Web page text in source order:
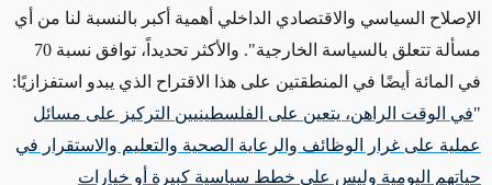
الإصلاح السياسي والاقتصادي الداخلي أهمية أكبر بالنسبة لنا من أي
مسألة تتعلق بالسياسة الخارجية". والأكثر تحديداً، توافق نسبة 70
في المائة أيضًا في المنطقتين على هذا الاقتراح الذي يبدو استفزازيًا:
"في الوقت الراهن، يتعين على الفلسطينيين التركيز على مسائل
عملية على غرار الوظائف والرعاية الصحية والتعليم والاستقرار في
حياتهم اليومية وليس على خطط سياسية كبيرة أو خيارات